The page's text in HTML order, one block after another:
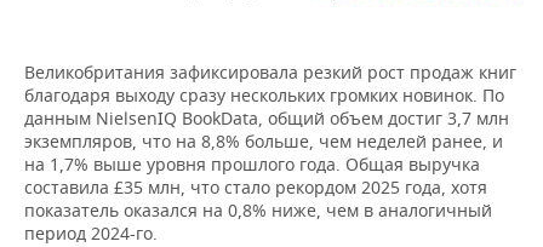
ОТКРЫТАЯ ЛЕКЦИЯ
БАСКЕТБОЛ
ВОЛЕЙБОЛ
КИБЕРСПОРТ
ИНФРАСТРУКТУРА
ИСТОРИЯ
КУЛЬТУРА
СПРАВОЧНИК
СПИСОК ПЕРСОН
СПИСОК КОМПАНИЙ
ПОЛНАЯ ВЕРСИЯ
Великобритания зафиксировала резкий рост продаж книг
благодаря выходу сразу нескольких громких новинок. По
данным NielsenIQ BookData, общий объем достиг 3,7 млн
экземпляров, что на 8,8% больше, чем неделей ранее, и
на 1,7% выше уровня прошлого года. Общая выручка
составила £35 млн, что стало рекордом 2025 года, хотя
показатель оказался на 0,8% ниже, чем в аналогичный
период 2024-го.